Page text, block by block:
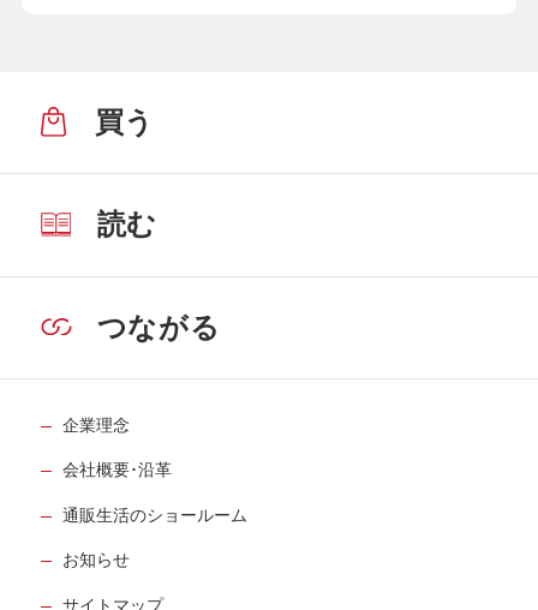
買う
読む
つながる
企業理念
会社概要･沿革
通販生活のショールーム
お知らせ
サイトマップ